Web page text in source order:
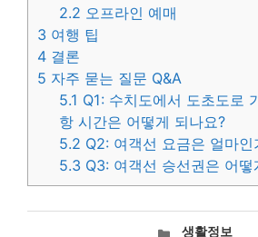
2.2 오프라인 예매
3 여행 팁
4 결론
5 자주 묻는 질문 Q&A
5.1 Q1: 수치도에서 도초도로
항 시간은 어떻게 되나요?
5.2 Q2: 여객선 요금은 얼마인
5.3 Q3: 여객선 승선권은 어
카생활정보